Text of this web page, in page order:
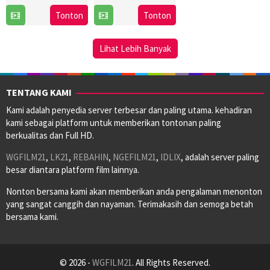
Feb
2021
Amiri
Tonton
Feb
2023
Abbas
Amini
Tonton
Lihat Lebih Banyak
TENTANG KAMI
Kami adalah penyedia server terbesar dan paling utama. kehadiran
kami sebagai platform untuk memberikan tontonan paling
berkualitas dan Full HD.
WGFILM21, LK21, REBAHIN, NGEFILM21, IDLIX, adalah server paling
besar diantara platform film lainnya.
Nonton bersama kami akan memberikan anda pengalaman menonton
yang sangat canggih dan nayaman. Terimakasih dan semoga betah
bersama kami.
© 2026 - WGFILM21. All Rights Reserved.